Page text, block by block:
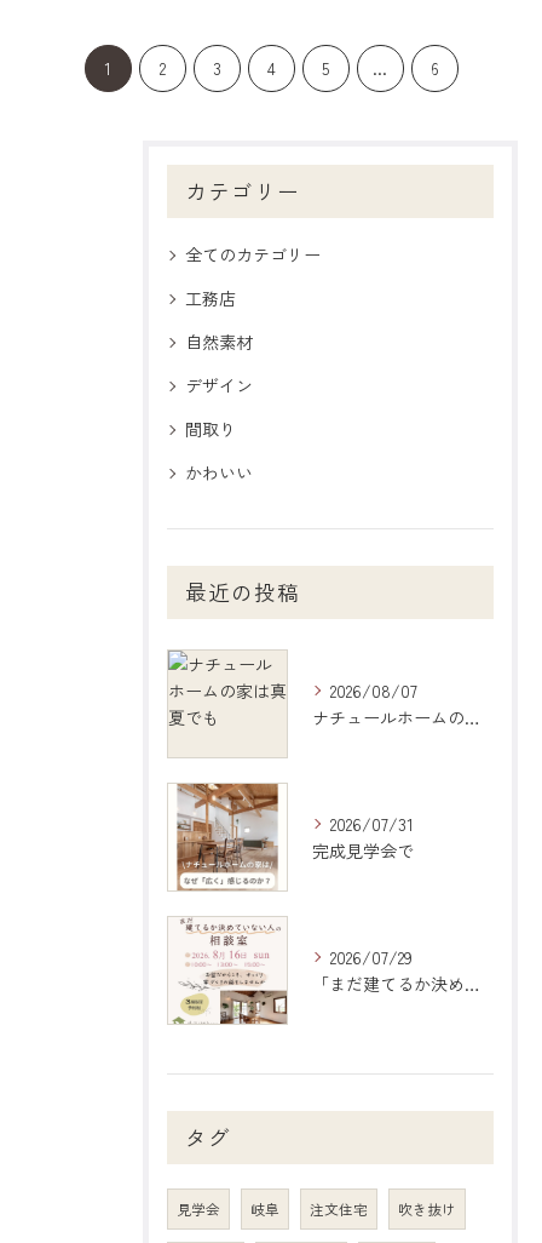
1 2 3 4 5 ... 6
カテゴリー
全てのカテゴリー
工務店
自然素材
デザイン
間取り
かわいい
最近の投稿
2026/08/07
ナチュールホームの家は真夏でも
2026/07/31
完成見学会で
2026/07/29
「まだ建てるか決めていない人の相談室」のご案内
タグ
見学会 岐阜 注文住宅 吹き抜け